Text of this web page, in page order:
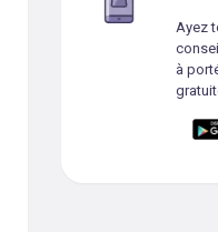
Ayez
à